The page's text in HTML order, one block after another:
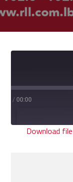
00:00
/
Download file